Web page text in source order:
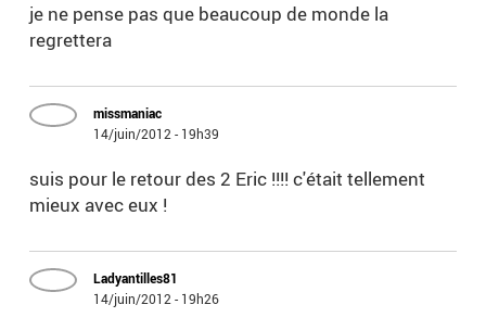
je ne pense pas que beaucoup de monde la
regrettera
missmaniac
14/juin/2012 - 19h39
suis pour le retour des 2 Eric !!!! c'était tellement
mieux avec eux !
Ladyantilles81
14/juin/2012 - 19h26